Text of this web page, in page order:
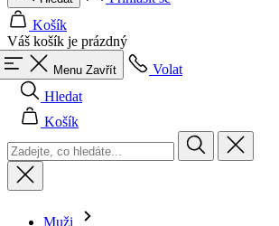
Hledat
Košík
Muži
Vše v kategorii Muži